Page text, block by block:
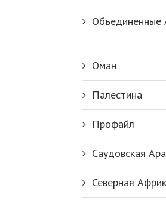
Объединенные
Оман
Палестина
Профайл
Саудовская
Северная